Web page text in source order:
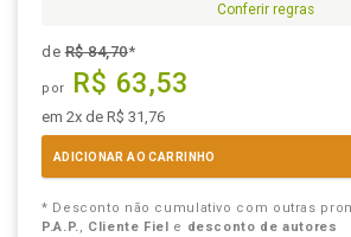
Conferir regras
deR$ 84,70*
por R$ 63,53
em 2x de R$ 31,76
ADICIONAR AO CARRINHO
* Desconto não cumulativo com outras
P.A.P., Cliente Fiel e desconto de autores